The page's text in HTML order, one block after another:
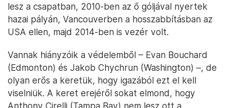
lesz a csapatban, 2010-ben az ő góljával nyertek
hazai pályán, Vancouverben a hosszabbításban az
USA ellen, majd 2014-ben is vezér volt.
Vannak hiányzóik a védelemből – Evan Bouchard
(Edmonton) és Jakob Chychrun (Washington) –, de
olyan erős a keretük, hogy igazából ezt el kell
viselniük. A keret erejéről sokat elmond, hogy
Anthony Cirelli (Tampa Bay) nem lesz ott a